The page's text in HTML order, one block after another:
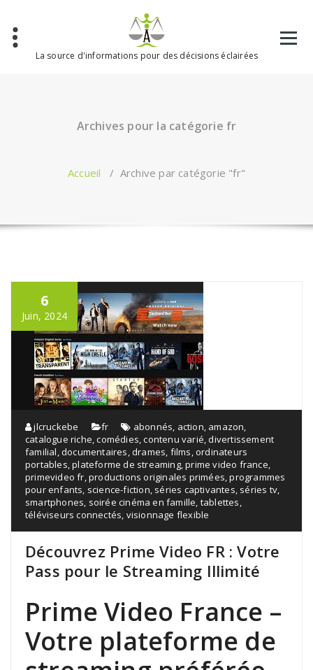
contenu
La source d'informations pour des décisions éclairées
Archives pour la catégorie fr
Accueil / Archive par catégorie "fr"
6
Juin, 2024
jlcruckebe fr abonnés action amazon
catalogue riche ,comédies ,contenu varié ,divertissement
familial ,documentaires ,drames films ,ordinateurs
portables ,plateforme de streaming,prime video france
primevideo fr ,productions originales primées ,programmes
pour enfants science-fiction séries captivantes séries tv
smartphones soirée cinéma en famille tablettes
téléviseurs connectés visionnage flexible
Découvrez Prime Video FR : Votre
Pass pour le Streaming Illimité
Prime Video France –
Votre plateforme de